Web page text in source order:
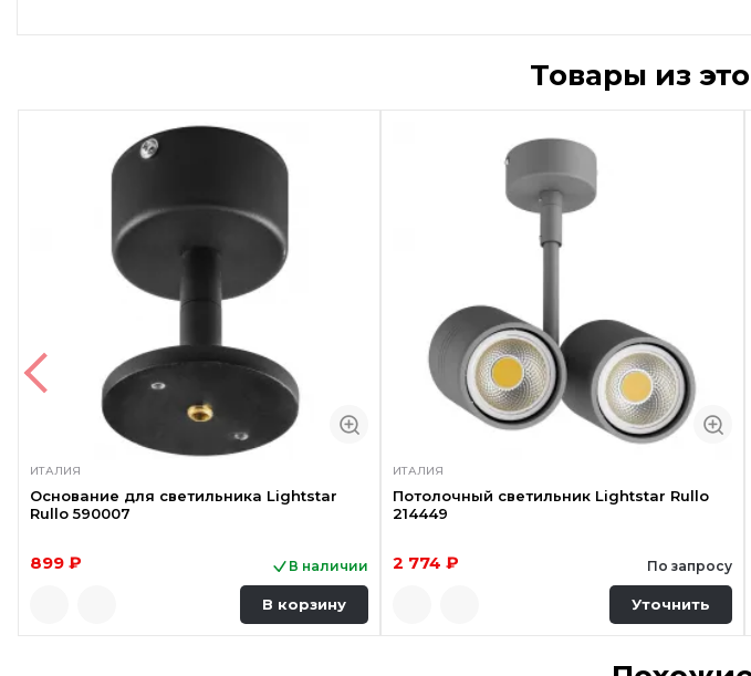
Товары из
ИТАЛИЯ
Основание для светильника Lightstar
Rullo 590007
899 ₽ В наличии
В корзину
ИТАЛИЯ
Потолочный светильник Lightstar Rullo
214449
2 774 ₽ По запросу
Уточнить
Быстрый просмотр